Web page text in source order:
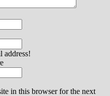
address!
in this browser for the next